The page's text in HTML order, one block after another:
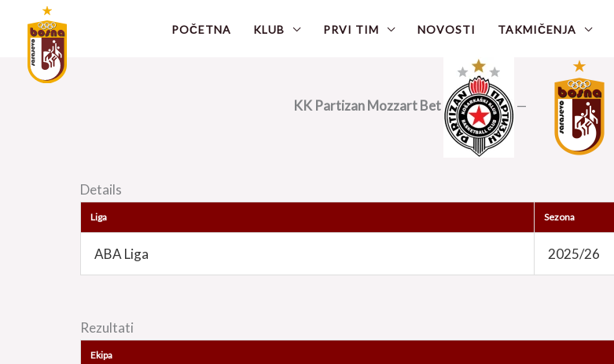
content
POČETNA KLUB PRVI TIM NOVOSTI TAKMIČENJA
KK Partizan Mozzart Bet —
Details
Liga Sezona
ABA Liga 2025/26
Rezultati
Ekipa